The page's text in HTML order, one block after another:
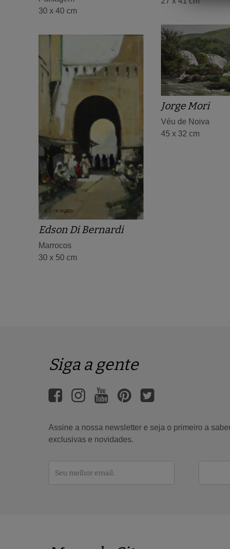
30 x 40 cm
Jorge Mori
Véu de Noiva
45 x 32 cm
Edson Di Bernardi
Marrocos
30 x 50 cm
Siga a gente
Assine a nossa newsletter e seja o primeiro a
exclusivas e novidades.